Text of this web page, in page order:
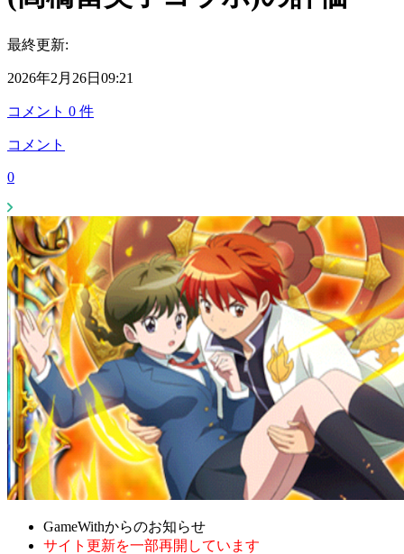
最終更新:
2026年2月26日09:21
コメント 0 件
コメント
0
GameWithからのお知らせ
サイト更新を一部再開しています